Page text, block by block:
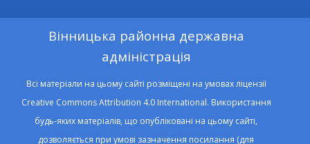
Вінницька районна державна
адміністрація
Всі матеріали на цьому сайті розміщені на умовах ліцензії
Creative Commons Attribution 4.0 International. Використання
будь-яких матеріалів, що опубліковані на цьому сайті,
дозволяється при умові зазначення посилання (для